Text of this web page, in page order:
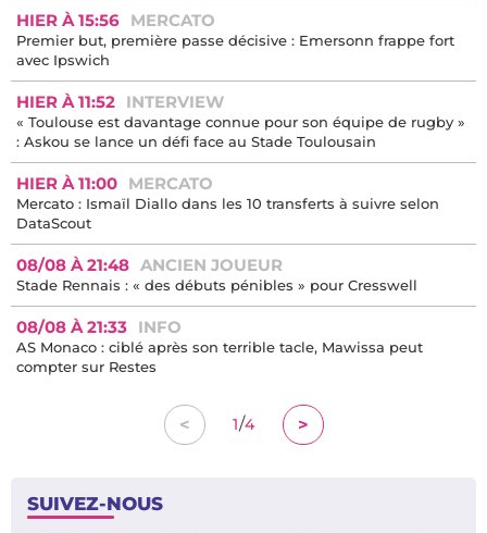
HIER À 15:56 MERCATO
Premier but, première passe décisive : Emersonn frappe fort
avec Ipswich
HIER À 11:52 INTERVIEW
« Toulouse est davantage connue pour son équipe de rugby »
: Askou se lance un défi face au Stade Toulousain
HIER À 11:00 MERCATO
Mercato : Ismaïl Diallo dans les 10 transferts à suivre selon
DataScout
08/08 À 21:48 ANCIEN JOUEUR
Stade Rennais : « des débuts pénibles » pour Cresswell
08/08 À 21:33 INFO
AS Monaco : ciblé après son terrible tacle, Mawissa peut
compter sur Restes
< 1/4 >
SUIVEZ-NOUS